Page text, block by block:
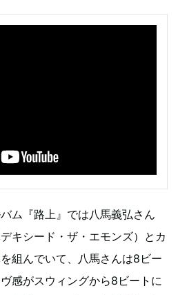
ム『路上』では八馬義弘さん
キシード・ザ・エモンズ）とカ
組んでいて、八馬さんは8ビー
感がスウィングから8ビートに